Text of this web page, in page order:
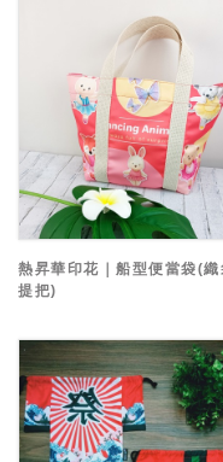
熱昇華印花｜船型便當袋(織
提把)